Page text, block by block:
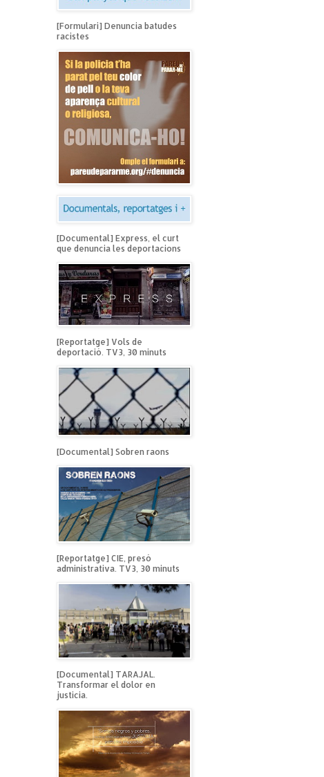
[Formulari] Denuncia batudes
racistes
[Documental] Express, el curt
que denuncia les deportacions
[Reportatge] Vols de
deportació. TV3, 30 minuts
[Documental] Sobren raons
[Reportatge] CIE, presó
administrativa. TV3, 30 minuts
[Documental] TARAJAL.
Transformar el dolor en
justicia.